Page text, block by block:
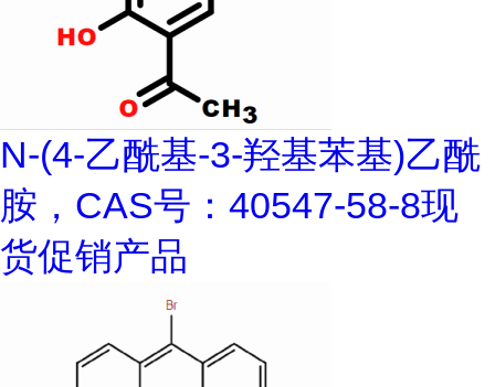
N-(4-乙酰基-3-羟基苯基)乙酰
胺，CAS号：40547-58-8现
货促销产品